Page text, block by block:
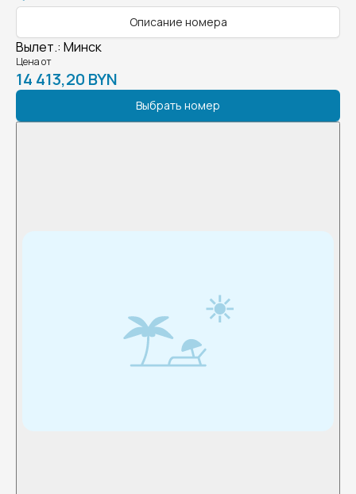
Описание номера
Вылет.: Минск
Цена от
14 413,20 BYN
Выбрать номер